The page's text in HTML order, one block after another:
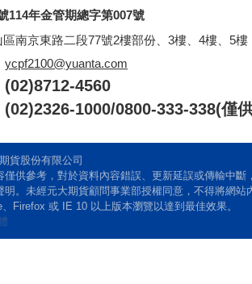
114年金管期總字第007號
區南京東路二段77號2樓部份、3樓、4樓、5樓
ycpf2100@yuanta.com
(02)8712-4560
(02)2326-1000/0800-333-338(僅
貨股份有限公司
僅供參考，對於資料內容錯誤、更新延誤或傳輸中
明。未經元大期貨顧問事業部授權同意，不得將網站
Firefox 或 IE 10 以上版本瀏覽以達到最佳效果。